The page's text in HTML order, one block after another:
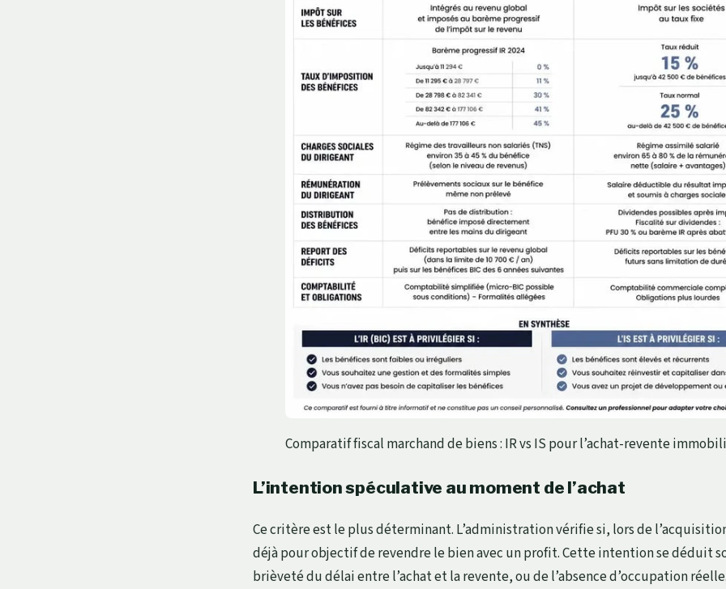
Comparatif fiscal marchand de biens : IR vs IS pour l’achat-revente
L’intention spéculative au moment de l’achat
Ce critère est le plus déterminant. L’administration vérifie si, lors de
déjà pour objectif de revendre le bien avec un profit. Cette intention se déduit
brièveté du délai entre l’achat et la revente, ou de l’absence d’occupation